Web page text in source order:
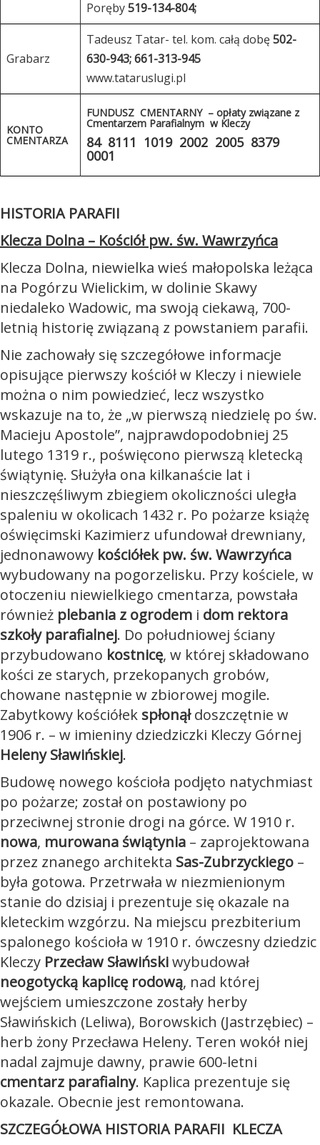
Poręby519-134-804;
Grabarz
Tadeusz Tatar- tel. kom. całą dobę502-
630-943; 661-313-945
www.tataruslugi.pl
KONTO
CMENTARZA
FUNDUSZ CMENTARNY – opłaty związane z
Cmentarzem Parafialnym w Kleczy
84 8111 1019 2002 2005 8379
0001
HISTORIA PARAFII
Klecza Dolna – Kościół pw. św. Wawrzyńca
Klecza Dolna, niewielka wieś małopolska leżąca
na Pogórzu Wielickim, w dolinie Skawy
niedaleko Wadowic, ma swoją ciekawą, 700-
letnią historię związaną z powstaniem parafii.
Nie zachowały się szczegółowe informacje
opisujące pierwszy kościół w Kleczy i niewiele
można o nim powiedzieć, lecz wszystko
wskazuje na to, że „w pierwszą niedzielę po św.
Macieju Apostole”, najprawdopodobniej 25
lutego 1319 r., poświęcono pierwszą kletecką
świątynię. Służyła ona kilkanaście lat i
nieszczęśliwym zbiegiem okoliczności uległa
spaleniu w okolicach 1432 r. Po pożarze książę
oświęcimski Kazimierz ufundował drewniany,
jednonawowy kościółek pw. św. Wawrzyńca
wybudowany na pogorzelisku. Przy kościele, w
otoczeniu niewielkiego cmentarza, powstała
również plebania z ogrodem i dom rektora
szkoły parafialnej. Do południowej ściany
przybudowano kostnicę, w której składowano
kości ze starych, przekopanych grobów,
chowane następnie w zbiorowej mogile.
Zabytkowy kościółek spłonąłdoszczętnie w
1906 r. – w imieniny dziedziczki Kleczy Górnej
Heleny Sławińskiej.
Budowę nowego kościoła podjęto natychmiast
po pożarze; został on postawiony po
przeciwnej stronie drogi na górce. W 1910 r.
nowa, murowana świątynia – zaprojektowana
przez znanego architekta Sas-Zubrzyckiego –
była gotowa. Przetrwała w niezmienionym
stanie do dzisiaj i prezentuje się okazale na
kleteckim wzgórzu. Na miejscu prezbiterium
spalonego kościoła w 1910 r. ówczesny dziedzic
Kleczy Przecław Sławińskiwybudował
neogotycką kaplicę rodową, nad której
wejściem umieszczone zostały herby
Sławińskich (Leliwa), Borowskich (Jastrzębiec) –
herb żony Przecława Heleny. Teren wokół niej
nadal zajmuje dawny, prawie 600-letni
cmentarz parafialny. Kaplica prezentuje się
okazale. Obecnie jest remontowana.
SZCZEGÓŁOWA HISTORIA PARAFII KLECZA